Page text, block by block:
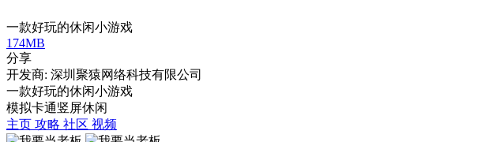
一款好玩的休闲小游戏
174MB
分享
开发商: 深圳聚猿网络科技有限公司
一款好玩的休闲小游戏
模拟卡通竖屏休闲
主页 攻略 社区 视频